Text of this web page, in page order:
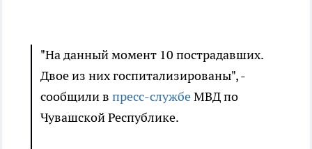
"На данный момент 10 пострадавших.
Двое из них госпитализированы", -
сообщили в пресс-службеМВД по
Чувашской Республике.